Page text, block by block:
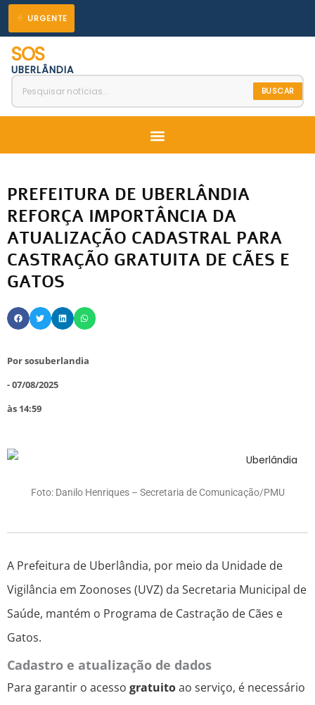
para
conteúdo
URGENTE
SOS
UBERLÂNDIA
BUSCAR
Menu
PREFEITURA DE UBERLÂNDIA
REFORÇA IMPORTÂNCIA DA
ATUALIZAÇÃO CADASTRAL PARA
CASTRAÇÃO GRATUITA DE CÃES E
GATOS
Porsosuberlandia
-07/08/2025
às 14:59
Foto: Danilo Henriques – Secretaria de Comunicação/PMU
A Prefeitura de Uberlândia, por meio da Unidade de
Vigilância em Zoonoses (UVZ) da Secretaria Municipal de
Saúde, mantém o Programa de Castração de Cães e
Gatos.
Cadastro e atualização de dados
Para garantir o acesso gratuitoao serviço, é necessário